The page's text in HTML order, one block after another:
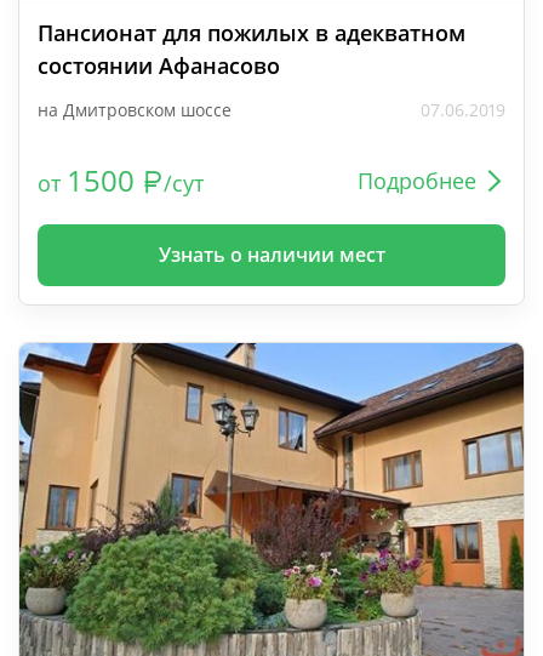
Пансионат для пожилых в адекватном
состоянии Афанасово
на Дмитровском шоссе 07.06.2019
от 1500 /сут Подробнее
Узнать о наличии мест